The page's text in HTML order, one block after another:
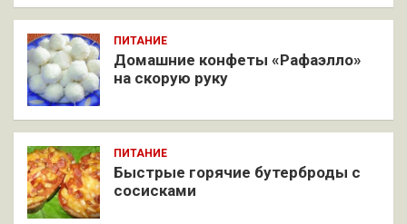
ПИТАНИЕ
Домашние конфеты «Рафаэлло»
на скорую руку
ПИТАНИЕ
Быстрые горячие бутерброды с
сосисками